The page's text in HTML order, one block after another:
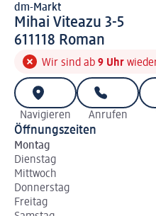
d m-Markt
dm-Markt
Mihai Viteazu 3-5
6 1 1 1 1 8
611118 Roman
Wir sind ab 9 Uhr
Navigieren Anrufen
Öffnungszeiten
Montag
Dienstag
Mittwoch
Donnerstag
Freitag